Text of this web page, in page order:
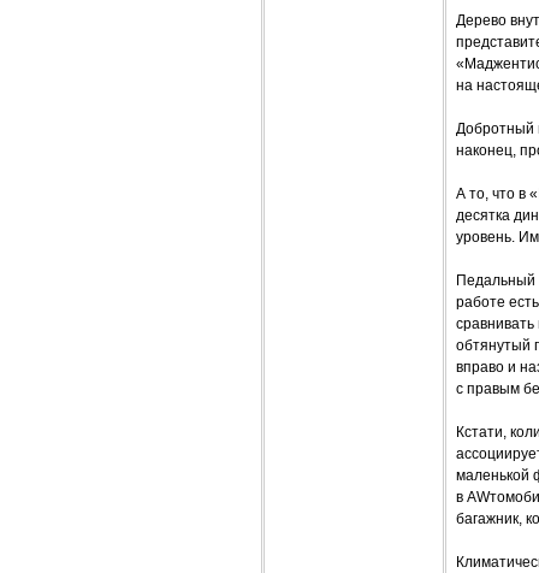
Дерево
на
Добротный
наконец,
А то, что в
десятка
уровень.
Педальный
работе
обтянутый
вправо и
с правым
Кстати,
маленькой
в
багажник,